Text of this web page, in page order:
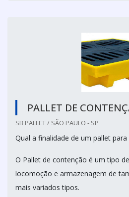
PALLET DE
SB PALLET / SÃO PAULO - SP
Qual a finalidade de um pallet
O Pallet de contenção é um tipo
locomoção e armazenagem de
mais variados tipos.